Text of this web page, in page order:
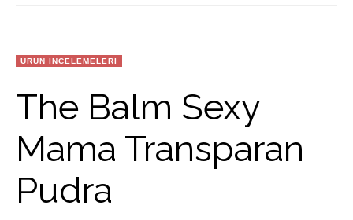
ÜRÜN İNCELEMELERI
The Balm Sexy
Mama Transparan
Pudra